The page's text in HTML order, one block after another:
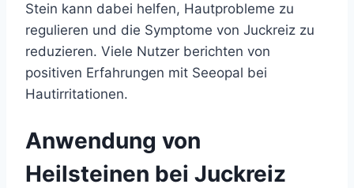
Stein kann dabei helfen, Hautprobleme zu
regulieren und die Symptome von Juckreiz zu
reduzieren. Viele Nutzer berichten von
positiven Erfahrungen mit Seeopal bei
Hautirritationen.
Anwendung von
Heilsteinen bei Juckreiz